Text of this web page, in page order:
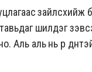
шилдэг
Аль аль нь үр